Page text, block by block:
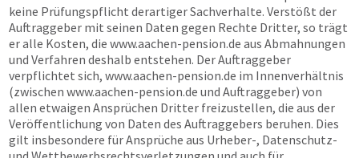
keine Prüfungspflicht derartiger Sachverhalte. Verstößt der
Auftraggeber mit seinen Daten gegen Rechte Dritter, so trägt
er alle Kosten, die www.aachen-pension.de aus Abmahnungen
und Verfahren deshalb entstehen. Der Auftraggeber
verpflichtet sich, www.aachen-pension.de im Innenverhältnis
(zwischen www.aachen-pension.de und Auftraggeber) von
allen etwaigen Ansprüchen Dritter freizustellen, die aus der
Veröffentlichung von Daten des Auftraggebers beruhen. Dies
gilt insbesondere für Ansprüche aus Urheber-, Datenschutz-